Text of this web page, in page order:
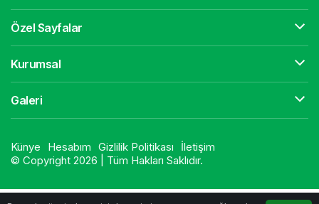
Özel Sayfalar
Kurumsal
Galeri
Künye Hesabım Gizlilik Politikası
İletişim
© Copyright 2026 | Tüm Hakları Saklıdır.